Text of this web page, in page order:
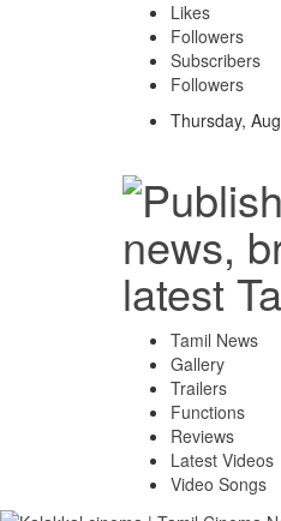
Likes
Followers
Subscribers
Followers
Thursday,
news,
latest
Tamil News
Gallery
Trailers
Functions
Reviews
Latest Videos
Video Songs